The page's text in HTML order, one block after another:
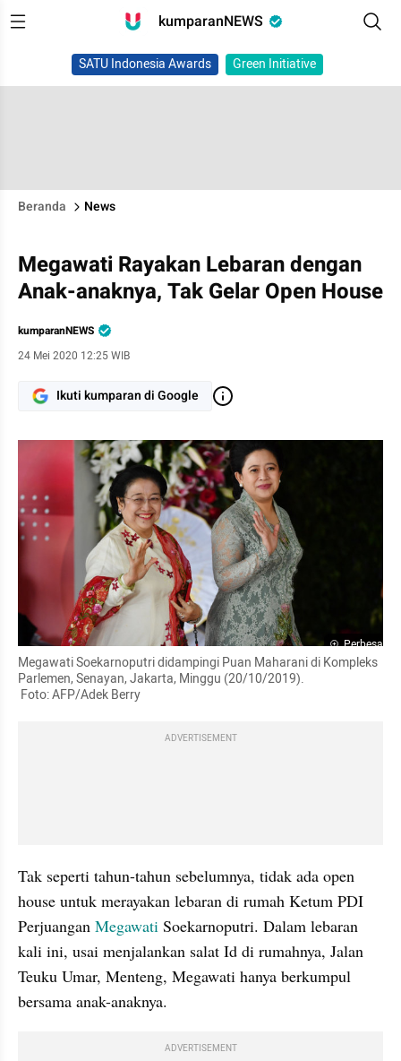
kumparanNEWS
SATU Indonesia Awards Green Initiative
Beranda News
Megawati Rayakan Lebaran dengan
Anak-anaknya, Tak Gelar Open House
kumparanNEWS
24 Mei 2020 12:25 WIB
Ikuti kumparan di Google
Perbesar
Megawati Soekarnoputri didampingi Puan Maharani di Kompleks
Parlemen, Senayan, Jakarta, Minggu (20/10/2019).
Foto: AFP/Adek Berry
ADVERTISEMENT
Tak seperti tahun-tahun sebelumnya, tidak ada open
house untuk merayakan lebaran di rumah Ketum PDI
Perjuangan Megawati Soekarnoputri. Dalam lebaran
kali ini, usai menjalankan salat Id di rumahnya, Jalan
Teuku Umar, Menteng, Megawati hanya berkumpul
bersama anak-anaknya.
ADVERTISEMENT